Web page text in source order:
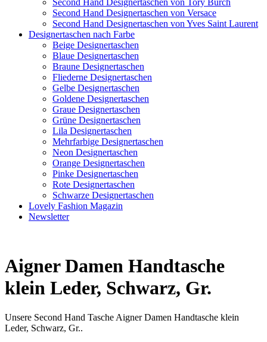
Second Hand Designertaschen von Versace
Second Hand Designertaschen von Yves Saint Laurent
Designertaschen nach Farbe
Beige Designertaschen
Blaue Designertaschen
Braune Designertaschen
Fliederne Designertaschen
Gelbe Designertaschen
Goldene Designertaschen
Graue Designertaschen
Grüne Designertaschen
Lila Designertaschen
Mehrfarbige Designertaschen
Neon Designertaschen
Orange Designertaschen
Pinke Designertaschen
Rote Designertaschen
Schwarze Designertaschen
Lovely Fashion Magazin
Newsletter
Aigner Damen Handtasche
klein Leder, Schwarz, Gr.
Unsere Second Hand Tasche Aigner Damen Handtasche klein
Leder, Schwarz, Gr..